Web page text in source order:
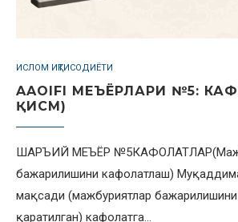
ИСЛОМ ИҚТИСОДИЁТИ
AAOIFI МЕЪЁРЛАРИ №5:
ҚИСМ)
ШАРЪИЙ МЕЪЁР
бажарилишини кафолатлаш)
мақсади (мажбуриятлар
қаратилган) кафолатга…